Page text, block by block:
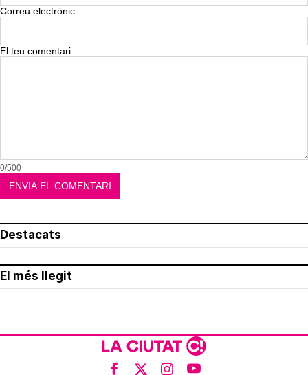
Correu electrònic
El teu comentari
0/500
Destacats
El més llegit